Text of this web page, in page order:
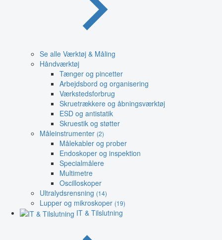
Se alle Værktøj & Måling
Håndværktøj
Tænger og pincetter
Arbejdsbord og organisering
Værkstedsforbrug
Skruetrækkere og åbningsværktøj
ESD og antistatik
Skruestik og støtter
Måleinstrumenter (2)
Målekabler og prober
Endoskoper og inspektion
Specialmålere
Multimetre
Oscilloskoper
Ultralydsrensning (14)
Lupper og mikroskoper (19)
IT & Tilslutning